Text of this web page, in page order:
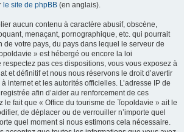
le site de phpBB (en anglais).
aucun contenu à caractère abusif, obscène,
menaçant, pornographique, etc. qui pourrait
de votre pays, du pays dans lequel le serveur de
» est hébergé ou encore la loi
pas ces dispositions, vous vous exposez à
et définitif et nous nous réservons le droit d’avertir
internet et les autorités officielles. L’adresse IP de
afin d’aider au renforcement de ces
le fait que « Office du tourisme de Topoldavie » ait le
de déplacer ou de verrouiller n’importe quel
quel moment si nous estimons cela nécessaire.